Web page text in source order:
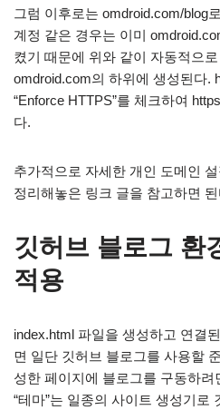
그럼 이후로는 omdroid.com/blog
계정 같은 경우는 이미
켰기 때문에 위와 같이 자동적으
omdroid.com의 하위에 생성된다.
“Enforce HTTPS”를 체크하여
다.
추가적으로 자세한 개인 도메인
정리해놓은 링크 글을 참고하면 된
깃허브 블로그 환
적용
index.html 파일을 생성하고 연결
면 일단 깃허브 블로그를 사용할
성한 페이지에 블로그를 구동하려
“테마”는 일종의 사이트 생성기로